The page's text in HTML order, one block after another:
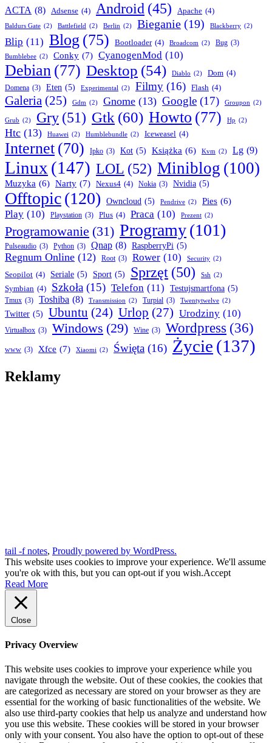
ACTA (8) Adsense (4) Android (45) Apache (4)
Baldurs Gate (2) Battlefield (2) Berlin (2) Bieganie (19) Blackberry (2)
Blip (11) Blog (75) Bootloader (4) Broadcom (2) Bug (3)
Bumblebee (2) Conky (7) CyanogenMod (10)
Debian (77) Desktop (54) Diablo (2) Dom (4)
Domena (3) Eten (5) Experimental (2) Filmy (16) Flash (4)
Galeria (25) Gdm (2) Gnome (13) Google (17) Groupon (2)
Grub (2) Gry (51) Gtk (60) Howto (77) Hp (2)
Htc (13) Huawei (2) Humblebundle (2) Iceweasel (4)
Internet (70) Ipko (3) Kot (5) Książka (6) Kvm (2) Lg (9)
Linux (147) LOL (52) Miniblog (100)
Muzyka (6) Narty (7) Nexus4 (4) Nokia (3) Nvidia (5)
Offtopic(120) Owncloud (5) Pendrive (2) Pies (6)
Play (10) Playstation (3) Plus (4) Praca (10) Prezent (2)
Programowanie (31) Programy(101)
Pulseaudio (3) Python (3) Qnap (8) RaspberryPi (5)
Regnum Online (12) Root (3) Rower (10) Security (2)
Seopilot (4) Seriale (5) Sport (5) Sprzęt (50) Ssh (2)
Symbian (4) Szkoła (15) Telefon (11) Testujsmartfona (5)
Tmux (3) Toshiba (8) Transmission (2) Turpial (3) Twentytwelve (2)
Twitter (5) Ubuntu (24) Urlop (27) Urodziny (10)
Virtualbox (3) Windows (29) Wine (3) Wordpress (36)
www (3) Xfce (7) Xiaomi (2) Święta (16) Życie (137)
Reklamy
tail -f notes, Proudly powered by WordPress.
This website uses cookies to improve your experience. We'll assume
you're ok with this, but you can opt-out if you wish.Accept
Read More
Close
Privacy Overview
This website uses cookies to improve your experience while you
navigate through the website. Out of these cookies, the cookies that
are categorized as necessary are stored on your browser as they are
essential for the working of basic functionalities of the website. We
also use third-party cookies that help us analyze and understand how
you use this website. These cookies will be stored in your browser
only with your consent. You also have the option to opt-out of these